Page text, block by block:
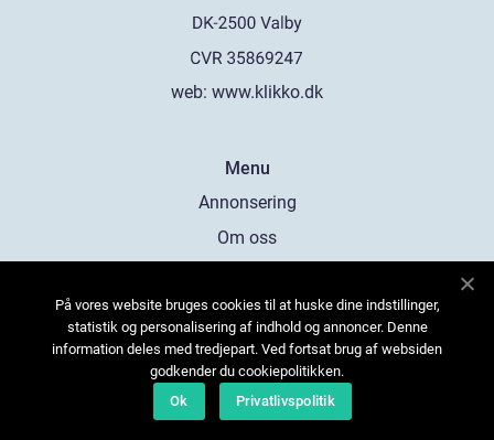
web: www.klikko.dk
Menu
Annonsering
Om oss
Kontakta oss
Sitemap
På vores website bruges cookies til at huske dine indstillinger,
statistik og personalisering af indhold og annoncer. Denne
information deles med tredjepart. Ved fortsat brug af websiden
godkender du cookiepolitikken.
Ok
Privatlivspolitik